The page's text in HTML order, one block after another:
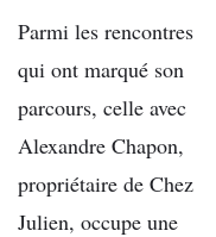
Parmi les rencontres
qui ont marqué son
parcours, celle avec
Alexandre Chapon,
propriétaire de Chez
Julien, occupe une